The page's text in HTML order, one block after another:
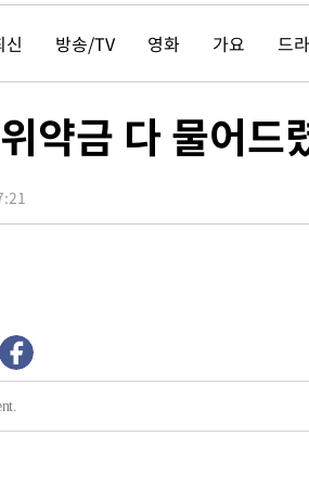
35도 '무더위'…동해안 시간당 30㎜ '강한 비'[내
인 "감독님이 원하는 마음 느꼈고, 많은 트로피
사망자 3명 늘어…누적 환자 3000명 돌파
년근 천종산삼 9뿌리 발견…감정가 1.3억원
루질 나섰다 실종 60대, 닷새 만에 숨진 채 발견
해상서 모터보트 전복…1명 사망·1명 실종
수색·성접대 논란 사과…쇄신의 기회로 삼겠다"
·성접대 논란' 축구협회 "실망과 걱정 안겨드
염 지속…강원동해안 최대 150㎜ 비
신 방송/TV 영화 가요 드
약금 다 물어드